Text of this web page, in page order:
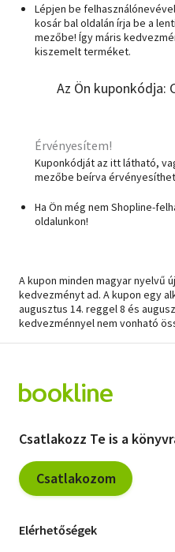
Szakkönyv
Szótár, nyelvkönyv
Tankönyv, segédkönyv
Természettudomány
Vallás
Lépjen be
kosár bal oldalán írja be a
mezőbe! Így máris
kiszemelt terméket.
Az Ön kuponkódja:
Érvényesítem!
Kuponkódját az itt látható,
mezőbe beírva
Ha Ön még nem Shopline-
oldalunkon!
A kupon minden magyar nyelvű
kedvezményt ad. A kupon egy
augusztus 14. reggel 8 és
kedvezménnyel nem vonható
Csatlakozz Te is a
Csatlakozom
Elérhetőségek